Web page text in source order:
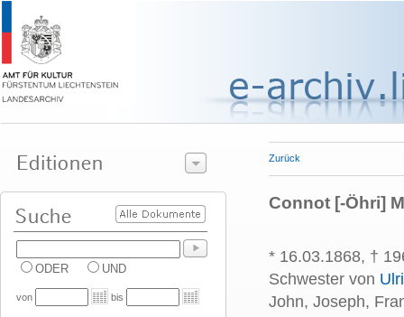
ODER UND
von bis
Zurück
Connot [-Öhri]
* 16.03.1868, †
Schwester von
John, Joseph,